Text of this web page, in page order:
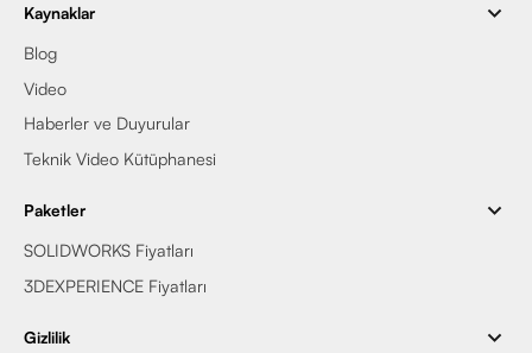
Kaynaklar
Blog
Video
Haberler ve Duyurular
Teknik Video Kütüphanesi
Paketler
SOLIDWORKS Fiyatları
3DEXPERIENCE Fiyatları
Gizlilik